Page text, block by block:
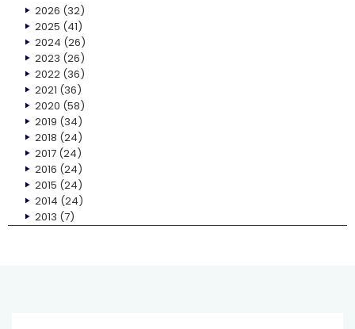
2026 (32)
2025 (41)
2024 (26)
2023 (26)
2022(36)
2021 (36)
2020 (58)
2019 (34)
2018 (24)
2017(24)
2016 (24)
2015 (24)
2014 (24)
2013 (7)